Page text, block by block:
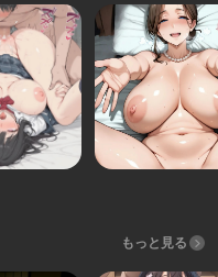
もっと見る